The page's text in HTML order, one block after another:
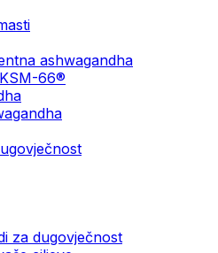
ashwagandha
66®
za dugovječnost